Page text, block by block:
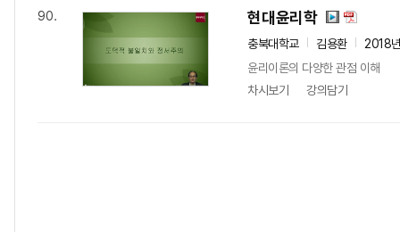
90. 현대윤리학
충북대학교 김용환
2018
윤리이론의 다양한 관점 이해
차시보기
강의담기